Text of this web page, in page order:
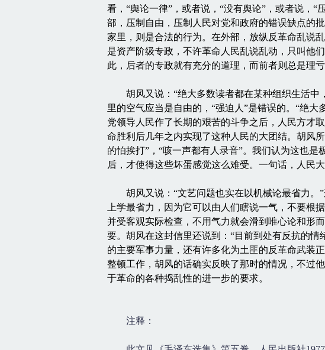
看，“舆论一律”，或者说，“没有舆论”，或者说，
部，压制自由，压制人民对党和政府的错误缺点的
家里，则是合法的行为。在外部，放纵反革命乱说
是资产阶级专政，不许革命人民乱说乱动，只叫他
此，后者的专政就有充分的道理，而前者则总是理亏
胡风又说：“绝大多数读者都在某种组织生活中
里的空气应当是自由的，“强迫人”是错误的。“绝
党领导人民作了长期的艰苦的斗争之后，人民方才
命胜利后几年之内实现了这种人民的大团结。胡风
的怕挨打”，“咳一声都有人录音”。我们认为这也
后，才使得这些坏蛋感觉这么难受。一句话，人民
胡风又说：“文艺问题也实在以机械论最省力。”
上学最省力，因为它可以由人们瞎说一气，不要根
并受客观实际检查，不用气力就会滑到唯心论和形
要。胡风在这封信里还说到：“目前到处有反抗的
的主要军事力量，还有许多化为土匪的反革命武装
整顿工作，胡风的话确实反映了那时的情况，不过
于革命的各种捣乱性的进一步的要求。
注释：